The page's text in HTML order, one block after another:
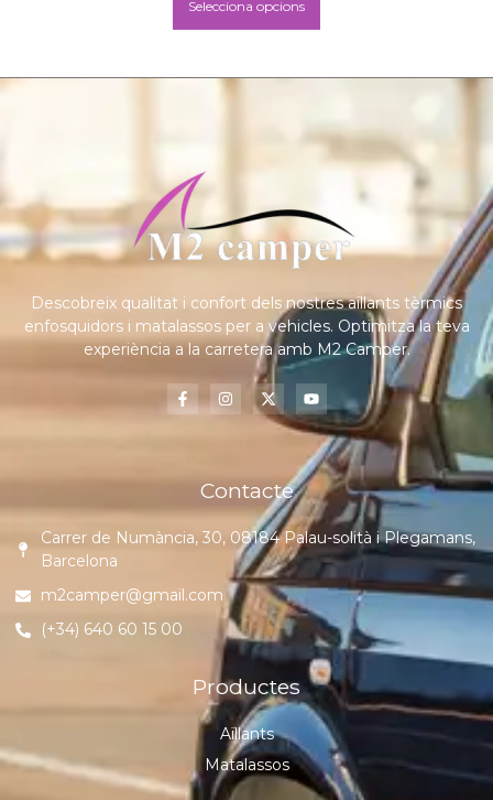
Selecciona opcions
Descobreix qualitat i confort dels nostres aïllants tèrmics
enfosquidors i matalassos per a vehicles. Optimitza la teva
experiència a la carretera amb M2 Camper.
Contacte
Carrer de Numància, 30, 08184 Palau-solità i Plegamans,
Barcelona
m2camper@gmail.com
(+34) 640 60 15 00
Productes
Aïllants
Matalassos